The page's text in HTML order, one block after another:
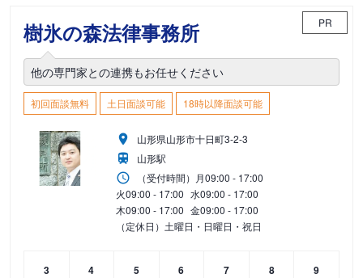
樹氷の森法律事務所 PR
他の専門家との連携もお任せください
初回面談無料 土日面談可能 18時以降面談可能
山形県山形市十日町3-2-3
山形駅
（受付時間） 月09:00 - 17:00
火09:00 - 17:00 水09:00 - 17:00
木09:00 - 17:00 金09:00 - 17:00
（定休日）土曜日・日曜日・祝日
3
4
5
6
7
8
9